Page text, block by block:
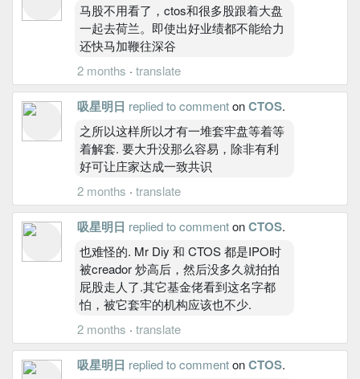
马股不用看了，ctos和很多股跟着大盘
一起去荷兰。即使出好业绩都不能给力
还快马加鞭往深谷
2 months · translate
吸星明日 replied to commentonCTOS.
之所以这样所以才有一堆套牢盘等着等
着解套. 要大升没那么容易，除非有利
好可让庄家达成一致共识
2 months · translate
吸星明日 replied to commentonCTOS.
也难怪的. Mr Diy 和 CTOS 都是IPO时
被creador 炒高后，然后没多久就拍拍
屁股走人了.其它基金佬看到这名字都
怕，被它套牢的机构应该也不少.
2 months · translate
吸星明日 replied to commentonCTOS.